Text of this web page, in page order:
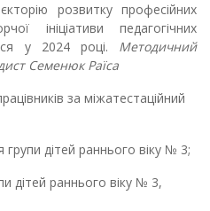
розвитку професійних
ініціативи педагогічних
у 2024 році. Методичний
Семенюк Раїса
за міжатестаційний
дітей раннього віку № 3;
дітей раннього віку № 3,